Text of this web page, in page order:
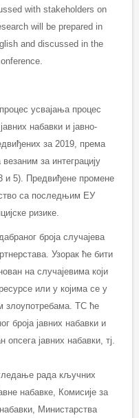
with stakeholders on
will be prepared in
and discussed in the
усвајања процес
набавки и јавно-
за 2019, према
за интеграцију
и 5). Предвиђене промене
са последњим ЕУ
ризике.
броја случајева
Узорак ће бити
на случајевима који
или у којима се у
злоупотребама. ТС ће
броја јавних набавки и
опсега јавних набавки, тј.
рада кључних
набавке, Комисије за
Министарства